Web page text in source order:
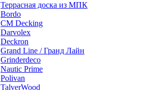
Террасная доска из МПК
Bordo
CM Decking
Darvolex
Deckron
Grand Line / Гранд Лайн
Grinderdeco
Nautic Prime
Polivan
TalverWood